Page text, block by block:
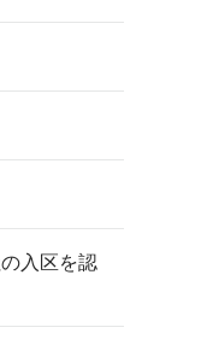
入区を認